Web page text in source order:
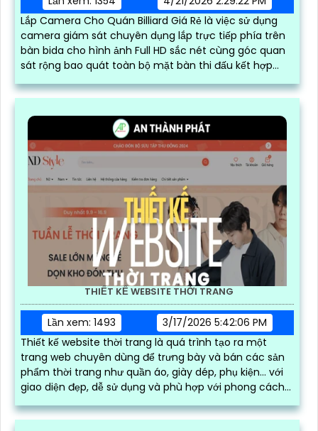
Lắp Camera Cho Quán Billiard Giá Rẻ là việc sử dụng
camera giám sát chuyên dụng lắp trực tiếp phía trên
bàn bida cho hình ảnh Full HD sắc nét cùng góc quan
sát rộng bao quát toàn bộ mặt bàn thi đấu kết hợp
cùng phần mềm của AN THÀNH PHÁT để tăng trải
nghiệm của người dùng
THIẾT KẾ WEBSITE THỜI TRANG
Lần xem: 1493
3/17/2026 5:42:06 PM
Thiết kế website thời trang là quá trình tạo ra một
trang web chuyên dùng để trưng bày và bán các sản
phẩm thời trang như quần áo, giày dép, phụ kiện… với
giao diện đẹp, dễ sử dụng và phù hợp với phong cách
thương hiệu